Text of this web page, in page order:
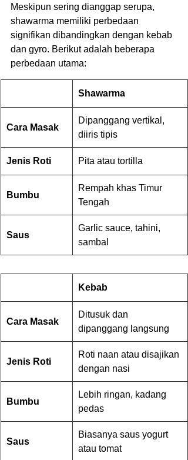
Meskipun sering dianggap serupa,
shawarma memiliki perbedaan
signifikan dibandingkan dengan kebab
dan gyro. Berikut adalah beberapa
perbedaan utama:
Shawarma
Cara Masak
Dipanggang vertikal,
diiris tipis
Jenis Roti Pita atau tortilla
Bumbu
Rempah khas Timur
Tengah
Saus
Garlic sauce, tahini,
sambal
Kebab
Cara Masak
Ditusuk dan
dipanggang langsung
Jenis Roti
Roti naan atau disajikan
dengan nasi
Bumbu
Lebih ringan, kadang
pedas
Saus
Biasanya saus yogurt
atau tomat